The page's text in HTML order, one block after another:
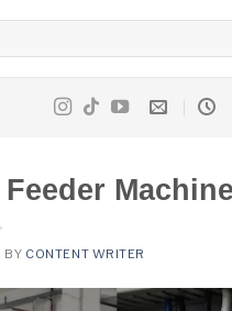
BY CONTENT WRITER